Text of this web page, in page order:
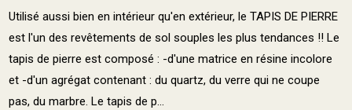
Utilisé aussi bien en intérieur qu'en extérieur, le TAPIS DE PIERRE
est l'un des revêtements de sol souples les plus tendances !! Le
tapis de pierre est composé : -d'une matrice en résine incolore
et -d'un agrégat contenant : du quartz, du verre qui ne coupe
pas, du marbre. Le tapis de p...